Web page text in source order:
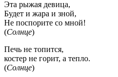
Эта рыжая девица,
Будет и жара и зной,
Не поспорите со мной!
(Солнце)
Печь не топится,
костер не горит, а тепло.
(Солнце)